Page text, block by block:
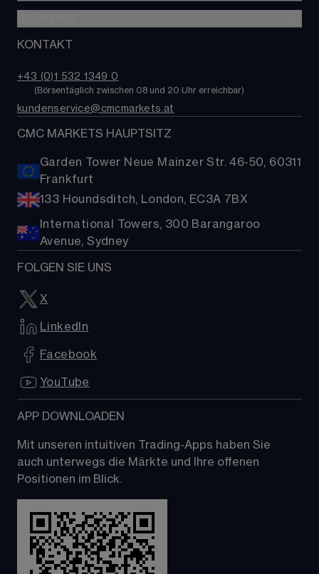
Alpha
Professioneller Trader
Trading-Kosten
Aktien
Rohstoffe
ETFs
Kryptowährungen
Aktien-Baskets
MetaTrader 4 (MT4)
Nachrichten & Analysen
Über uns
FAQs
Hilfe
Presse
KONTAKT
+43 (0)1 532 1349 0​
        (
Börsentäglich zwischen 08 und 20 Uhr erreichbar)
kundenservice@cmcmarkets.at
CMC MARKETS HAUPTSITZ
Garden Tower Neue Mainzer Str. 46-50, 60311
Frankfurt
133 Houndsditch, London, EC3A 7BX
International Towers, 300 Barangaroo
Avenue, Sydney
FOLGEN SIE UNS
X
LinkedIn
Facebook
YouTube
APP DOWNLOADEN
Mit unseren intuitiven Trading-Apps haben Sie
auch unterwegs die Märkte und Ihre offenen
Positionen im Blick.